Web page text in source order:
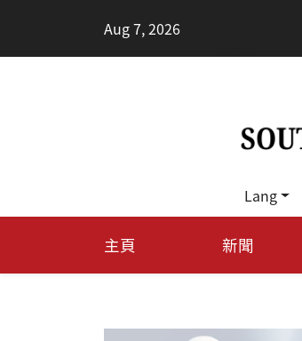
Aug 7, 2026 每天多走
Lang
主頁 新聞